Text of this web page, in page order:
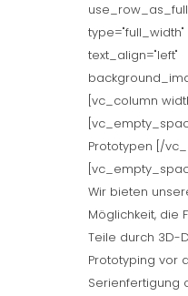
text_align="left"
[vc_column
Prototypen [/
Wir bieten
Möglichkeit, die
Teile durch 3D-
Prototyping vor
Serienfertigung